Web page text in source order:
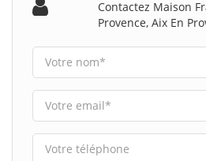
Contactez Maison
Provence, Aix En